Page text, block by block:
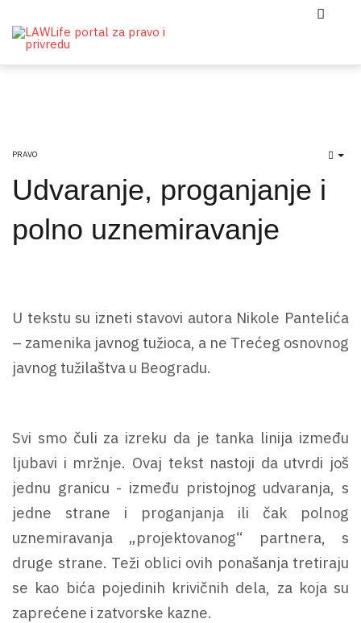
PRAVO
Udvaranje, proganjanje i
polno uznemiravanje
U tekstu su izneti stavovi autora Nikole Pantelića
– zamenika javnog tužioca, a ne Trećeg osnovnog
javnog tužilaštva u Beogradu.
Svi smo čuli za izreku da je tanka linija između
ljubavi i mržnje. Ovaj tekst nastoji da utvrdi još
jednu granicu - između pristojnog udvaranja, s
jedne strane i proganjanja ili čak polnog
uznemiravanja „projektovanog“ partnera, s
druge strane. Teži oblici ovih ponašanja tretiraju
se kao bića pojedinih krivičnih dela, za koja su
zaprećene i zatvorske kazne.